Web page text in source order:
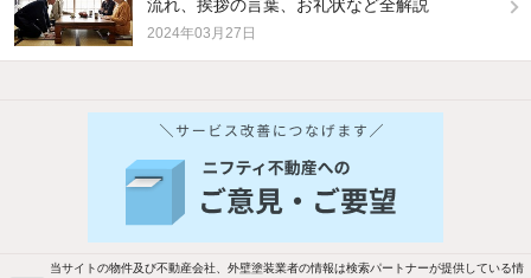
流れ、挨拶の言葉、お礼状など全解説
2024年03月27日
他の人はこんな条件で絞り込んでいます！
バス・トイレ別 2階以上
当サイトの物件及び不動産会社、外壁塗装業者の情報は検索パートナーが提供している情